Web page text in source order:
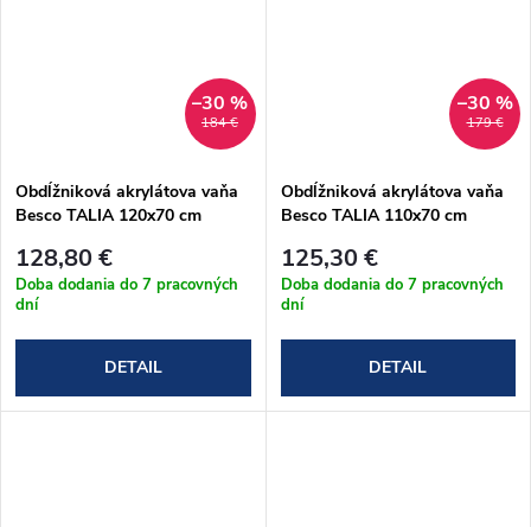
184 €
–30 %
Obdĺžniková akrylátova vaňa
Besco TALIA 120x70 cm
128,80 €
Doba dodania do 7 pracovných
dní
DETAIL
179 €
–30 %
Obdĺžniková akrylátova vaňa
Besco TALIA 110x70 cm
125,30 €
Doba dodania do 7 pracovných
dní
DETAIL